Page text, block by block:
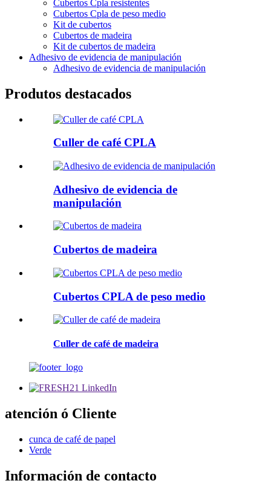
Cubertos Cpla resistentes
Cubertos Cpla de peso medio
Kit de cubertos
Cubertos de madeira
Kit de cubertos de madeira
Adhesivo de evidencia de manipulación
Adhesivo de evidencia de manipulación
Produtos destacados
Culler de café CPLA
Adhesivo de evidencia de
manipulación
Cubertos de madeira
Cubertos CPLA de peso medio
Culler de café de madeira
atención ó Cliente
cunca de café de papel
Verde
Información de contacto